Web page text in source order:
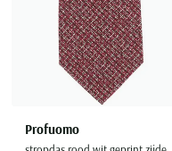
UBR
Vanguard
Wellington of Billmore
William Lockie
Xacus
Profuomo